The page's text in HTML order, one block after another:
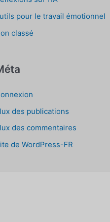
pour le travail émotionnel
classé
des publications
des commentaires
de WordPress-FR